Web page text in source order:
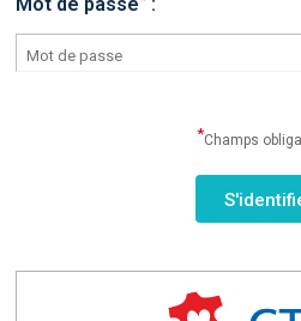
*Champs